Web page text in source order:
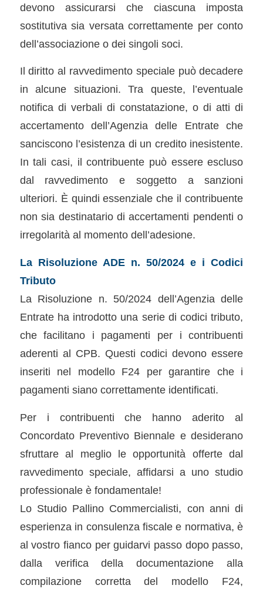
devono assicurarsi che ciascuna imposta
sostitutiva sia versata correttamente per conto
dell’associazione o dei singoli soci.
Il diritto al ravvedimento speciale può decadere
in alcune situazioni. Tra queste, l’eventuale
notifica di verbali di constatazione, o di atti di
accertamento dell’Agenzia delle Entrate che
sanciscono l’esistenza di un credito inesistente.
In tali casi, il contribuente può essere escluso
dal ravvedimento e soggetto a sanzioni
ulteriori. È quindi essenziale che il contribuente
non sia destinatario di accertamenti pendenti o
irregolarità al momento dell’adesione.
La Risoluzione ADE n. 50/2024 e i Codici
Tributo
La Risoluzione n. 50/2024 dell’Agenzia delle
Entrate ha introdotto una serie di codici tributo,
che facilitano i pagamenti per i contribuenti
aderenti al CPB. Questi codici devono essere
inseriti nel modello F24 per garantire che i
pagamenti siano correttamente identificati.
Per i contribuenti che hanno aderito al
Concordato Preventivo Biennale e desiderano
sfruttare al meglio le opportunità offerte dal
ravvedimento speciale, affidarsi a uno studio
professionale è fondamentale!
Lo Studio Pallino Commercialisti, con anni di
esperienza in consulenza fiscale e normativa, è
al vostro fianco per guidarvi passo dopo passo,
dalla verifica della documentazione alla
compilazione corretta del modello F24,